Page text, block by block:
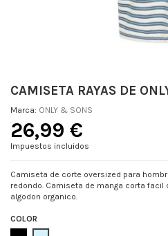
CAMISETA RAYAS DE
Marca: ONLY & SONS
26,99 €
Impuestos incluidos
Camiseta de corte oversized para
redondo. Camiseta de manga corta facil
algodon organico.
COLOR